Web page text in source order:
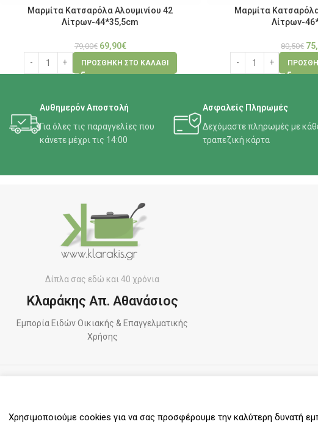
Μαρμίτα Κατσαρόλα Αλουμινίου 42
Λίτρων-44*35,5cm
79,00€ 69,90€
ΠΡΟΣΘΉΚΗ ΣΤΟ ΚΑΛΆΘΙ
Μαρμίτα
Λίτρων-
80,50€
Αυθημερόν Αποστολή
Για όλες τις παραγγελίες που
κάνετε μέχρι τις 14:00
Ασφαλείς Πληρωμές
Δεχόμαστε πληρωμές με
τραπεζική κάρτα
Δίπλα σας εδώ και 40 χρόνια
Κλαράκης Απ. Αθανάσιος
Εμπορία Ειδών Οικιακής & Επαγγελματικής
Χρήσης
Χρησιμοποιούμε cookies για να σας προσφέρουμε την καλύτερη δυνατή